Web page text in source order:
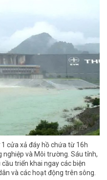
cửa xả đáy hồ chứa từ 16h
và Môi trường. Sáu tỉnh,
triển khai ngay các biện
và các hoạt động trên sông.